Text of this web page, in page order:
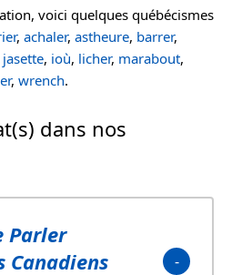
voici quelques québécismes
, achaler, astheure, barrer,
jasette, ioù, licher, marabout,
, wrench.
dans nos
Parler
Canadiens